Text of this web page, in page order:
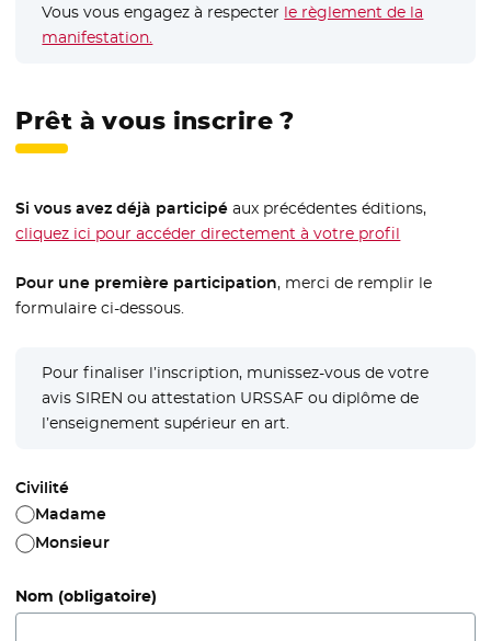
Vous vous engagez à respecter le règlement de la
manifestation.
Prêt à vous inscrire ?
Si vous avez déjà participé aux précédentes éditions,
cliquez ici pour accéder directement à votre profil
Pour une première participation, merci de remplir le
formulaire ci-dessous.
Pour finaliser l’inscription, munissez-vous de votre
avis SIREN ou attestation URSSAF ou diplôme de
l’enseignement supérieur en art.
Civilité
Madame
Monsieur
Nom (obligatoire)